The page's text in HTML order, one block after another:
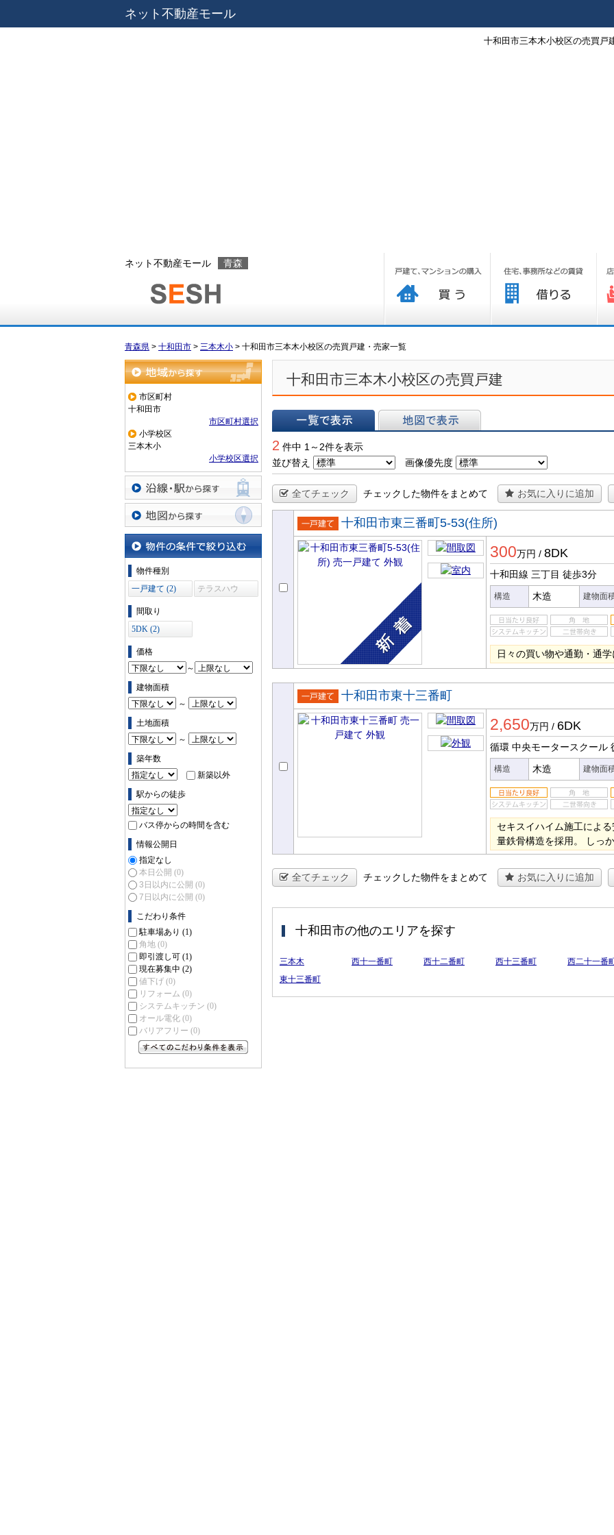
ネット不動産モール
十和田市三本木小校区の売買戸
ネット不動産モール 青森
青森県 > 十和田市 > 三本木小 > 十和田市三本木小校区の売買戸建・売家一覧
地域から探す
市区町村
十和田市
市区町村選択
小学校区
三本木小
小学校区選択
沿線・駅から探す
地図から探す
物件の条件で絞り込む
物件種別
一戸建て (2)
テラスハウ
間取り
5DK (2)
価格
～
建物面積
～
土地面積
～
築年数
新築以外
駅からの徒歩
バス停からの時間を含む
情報公開日
指定なし
本日公開 (0)
3日以内に公開 (0)
7日以内に公開 (0)
こだわり条件
駐車場あり (1)
角地 (0)
即引渡し可 (1)
現在募集中 (2)
値下げ (0)
リフォーム (0)
システムキッチン (0)
オール電化 (0)
バリアフリー (0)
十和田市三本木小校区の売買戸建
2 件中 1～2件を表示
並び替え
画像優先度
全てチェック チェックした物件をまとめて お気に入りに追加
売一戸建
て
十和田市東三番町5-53(住所)
300万円 / 8DK
十和田線 三丁目 徒歩3分
構造 木造 建物面
日々の買い物や通勤・通
売一戸建
て
十和田市東十三番町
2,650万円 / 6DK
循環 中央モータースクール
構造 木造 建物面
セキスイハイム施工によ
量鉄骨構造を採用。 しっ
全てチェック チェックした物件をまとめて お気に入りに追加
十和田市の他のエリアを探す
三本木 西十一番町 西十二番町 西十三番町 西二十一番
東十三番町